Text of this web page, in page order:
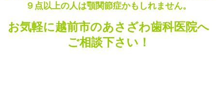
９点以上の人は顎関節症かもしれません。
お気軽に越前市のあさざわ歯科医院へ
ご相談下さい！